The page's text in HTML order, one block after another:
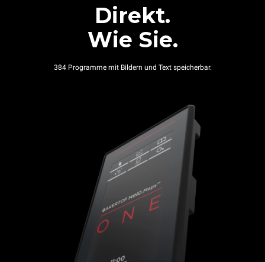
Direkt.
Wie Sie.
384 Programme mit Bildern und Text speicherbar.